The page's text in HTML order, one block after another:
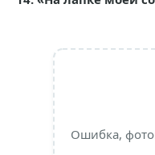
Ошибка,